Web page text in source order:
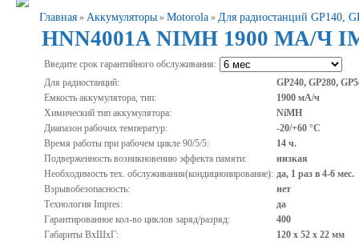
Главная » Аккумуляторы » Motorola » Для радиостанций GP140,
HNN4001A NIMH 1900 МА/Ч
Введите срок гарантийного обслуживания:
Для радиостанций:
GP240, GP280,
Емкость аккумулятора, тип:
1900 мА/ч
Химический тип аккумулятора:
NiMH
Диапазон рабочих температур:
-20/+60 °С
Время работы при рабочем цикле 90/5/5:
14 ч.
Подверженность возникновению эффекта памяти:
низкая
Необходимость тех. обслуживания(кондиционирование): да, 1 раз в 4-6 мес.
Взрывобезопасность:
нет
Технология Impres:
да
Гарантированное кол-во циклов заряд/разряд:
400
Габариты ВхШхГ:
120 х 52 х 22 мм